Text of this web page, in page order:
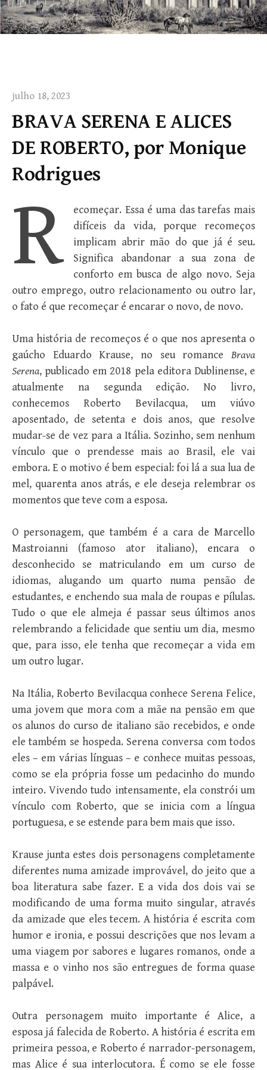
julho 18, 2023
BRAVA SERENA E ALICES
DE ROBERTO, por Monique
Rodrigues
R
ecomeçar. Essa é uma das tarefas mais
difíceis da vida, porque recomeços
implicam abrir mão do que já é seu.
Significa abandonar a sua zona de
conforto em busca de algo novo. Seja
outro emprego, outro relacionamento ou outro lar,
o fato é que recomeçar é encarar o novo, de novo.
Uma história de recomeços é o que nos apresenta o
gaúcho Eduardo Krause, no seu romance Brava
Serena, publicado em 2018 pela editora Dublinense, e
atualmente na segunda edição. No livro,
conhecemos Roberto Bevilacqua, um viúvo
aposentado, de setenta e dois anos, que resolve
mudar-se de vez para a Itália. Sozinho, sem nenhum
vínculo que o prendesse mais ao Brasil, ele vai
embora. E o motivo é bem especial: foi lá a sua lua de
mel, quarenta anos atrás, e ele deseja relembrar os
momentos que teve com a esposa.
O personagem, que também é a cara de Marcello
Mastroianni (famoso ator italiano), encara o
desconhecido se matriculando em um curso de
idiomas, alugando um quarto numa pensão de
estudantes, e enchendo sua mala de roupas e pílulas.
Tudo o que ele almeja é passar seus últimos anos
relembrando a felicidade que sentiu um dia, mesmo
que, para isso, ele tenha que recomeçar a vida em
um outro lugar.
Na Itália, Roberto Bevilacqua conhece Serena Felice,
uma jovem que mora com a mãe na pensão em que
os alunos do curso de italiano são recebidos, e onde
ele também se hospeda. Serena conversa com todos
eles – em várias línguas – e conhece muitas pessoas,
como se ela própria fosse um pedacinho do mundo
inteiro. Vivendo tudo intensamente, ela constrói um
vínculo com Roberto, que se inicia com a língua
portuguesa, e se estende para bem mais que isso.
Krause junta estes dois personagens completamente
diferentes numa amizade improvável, do jeito que a
boa literatura sabe fazer. E a vida dos dois vai se
modificando de uma forma muito singular, através
da amizade que eles tecem. A história é escrita com
humor e ironia, e possui descrições que nos levam a
uma viagem por sabores e lugares romanos, onde a
massa e o vinho nos são entregues de forma quase
palpável.
Outra personagem muito importante é Alice, a
esposa já falecida de Roberto. A história é escrita em
primeira pessoa, e Roberto é narrador-personagem,
mas Alice é sua interlocutora. É como se ele fosse